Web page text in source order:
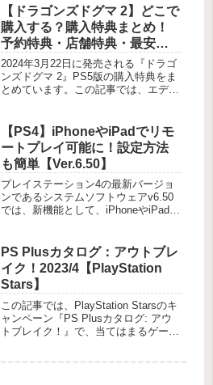
店舗価格一覧（PS5パッケージ版価格
を...
【ドラゴンズドグマ 2】どこで
購入する？購入特典まとめ！
予約特典・店舗特典・最安値
価格はどこ？
2024年3月22日に発売される『ドラゴ
ンズドグマ 2』PS5版の購入特典をま
とめています。この記事では、エディ
ージ版価格を比較）を紹介していま
す。どこで購入するか迷って...
【PS4】iPhoneやiPadでリモ
ートプレイ可能に！設定方法
も簡単【Ver.6.50】
プレイステーション4の最新バージョ
ンであるシステムソフトウェアv6.50
では、新機能として、iPhoneやiPadな
は、IOSデバイスでリモートプレイす
る設定方法をご紹介...
PS Plusカタログ：アウトブレ
イク！2023/4【PlayStation
Stars】
この記事では、PlayStation Starsのキ
ャンペーン『PS Plusカタログ: アウ
トブレイク！』で、当てはまるゲーム